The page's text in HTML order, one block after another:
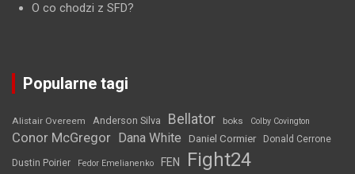
O co chodzi z SFD?
Popularne tagi
Alistair Overeem Anderson Silva Bellator boks Colby Covington
Conor McGregor Dana White Daniel Cormier Donald Cerrone
Dustin Poirier Fedor Emelianenko FEN Fight24